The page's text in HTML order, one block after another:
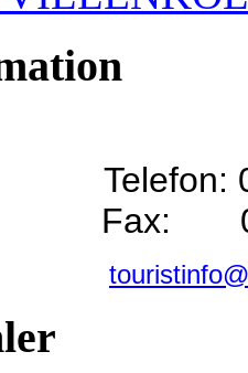
Telefon:
Fax: